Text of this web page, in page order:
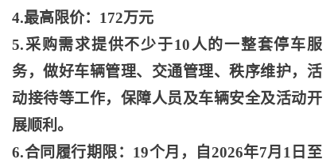
4.最高限价：172万元
5.采购需求提供不少于10人的一整套停车服
务，做好车辆管理、交通管理、秩序维护，活
动接待等工作，保障人员及车辆安全及活动开
展顺利。
6.合同履行期限：19个月，自2026年7月1日至